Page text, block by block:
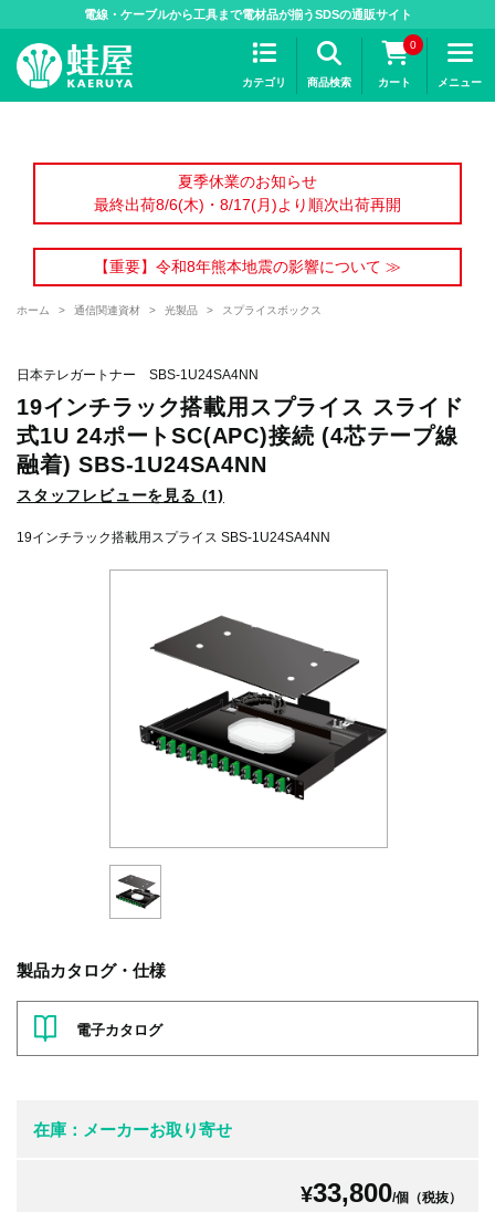
電線・ケーブルから工具まで電材品が揃うSDSの通販サイト
カテゴリ 商品検索
0
カート メニュー
夏季休業のお知らせ
最終出荷8/6(木)・8/17(月)より順次出荷再開
【重要】令和8年熊本地震の影響について ≫
ホーム > 通信関連資材 > 光製品 > スプライスボックス
日本テレガートナー SBS-1U24SA4NN
19インチラック搭載用スプライス スライド
式1U 24ポートSC(APC)接続 (4芯テープ線
融着) SBS-1U24SA4NN
スタッフレビューを見る (1)
19インチラック搭載用スプライス SBS-1U24SA4NN
製品カタログ・仕様
電子カタログ
在庫：メーカーお取り寄せ
¥33,800/個（税抜）